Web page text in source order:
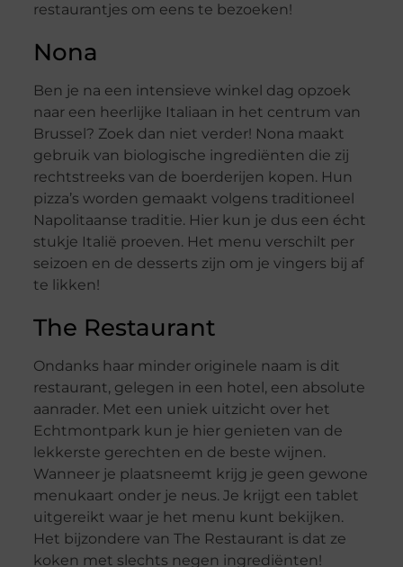
restaurantjes om eens te bezoeken!
Nona
Ben je na een intensieve winkel dag opzoek
naar een heerlijke Italiaan in het centrum van
Brussel? Zoek dan niet verder! Nona maakt
gebruik van biologische ingrediënten die zij
rechtstreeks van de boerderijen kopen. Hun
pizza’s worden gemaakt volgens traditioneel
Napolitaanse traditie. Hier kun je dus een écht
stukje Italië proeven. Het menu verschilt per
seizoen en de desserts zijn om je vingers bij af
te likken!
The Restaurant
Ondanks haar minder originele naam is dit
restaurant, gelegen in een hotel, een absolute
aanrader. Met een uniek uitzicht over het
Echtmontpark kun je hier genieten van de
lekkerste gerechten en de beste wijnen.
Wanneer je plaatsneemt krijg je geen gewone
menukaart onder je neus. Je krijgt een tablet
uitgereikt waar je het menu kunt bekijken.
Het bijzondere van The Restaurant is dat ze
koken met slechts negen ingrediënten!